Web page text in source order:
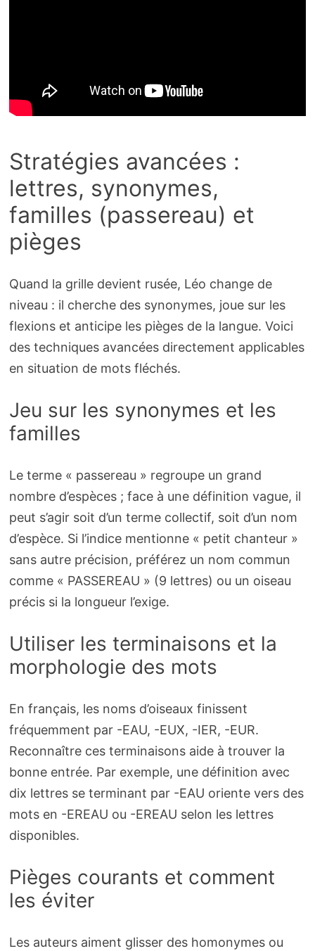
Stratégies avancées :
lettres, synonymes,
familles (passereau) et
pièges
Quand la grille devient rusée, Léo change de
niveau : il cherche des synonymes, joue sur les
flexions et anticipe les pièges de la langue. Voici
des techniques avancées directement applicables
en situation de mots fléchés.
Jeu sur les synonymes et les
familles
Le terme « passereau » regroupe un grand
nombre d’espèces ; face à une définition vague, il
peut s’agir soit d’un terme collectif, soit d’un nom
d’espèce. Si l’indice mentionne « petit chanteur »
sans autre précision, préférez un nom commun
comme « PASSEREAU » (9 lettres) ou un oiseau
précis si la longueur l’exige.
Utiliser les terminaisons et la
morphologie des mots
En français, les noms d’oiseaux finissent
fréquemment par -EAU, -EUX, -IER, -EUR.
Reconnaître ces terminaisons aide à trouver la
bonne entrée. Par exemple, une définition avec
dix lettres se terminant par -EAU oriente vers des
mots en -EREAU ou -EREAU selon les lettres
disponibles.
Pièges courants et comment
les éviter
Les auteurs aiment glisser des homonymes ou